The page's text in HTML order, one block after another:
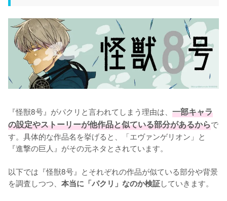
『怪獣8号』がパクリと言われてしまう理由は、 一部キャラ
の設定やストーリーが他作品と似ている部分があるからで
す。具体的な作品名を挙げると、「エヴァンゲリオン」と
『進撃の巨人』がその元ネタとされています。
以下では『怪獣8号』とそれぞれの作品が似ている部分や背景
を調査しつつ、 本当に「パクリ」なのか検証していきます。